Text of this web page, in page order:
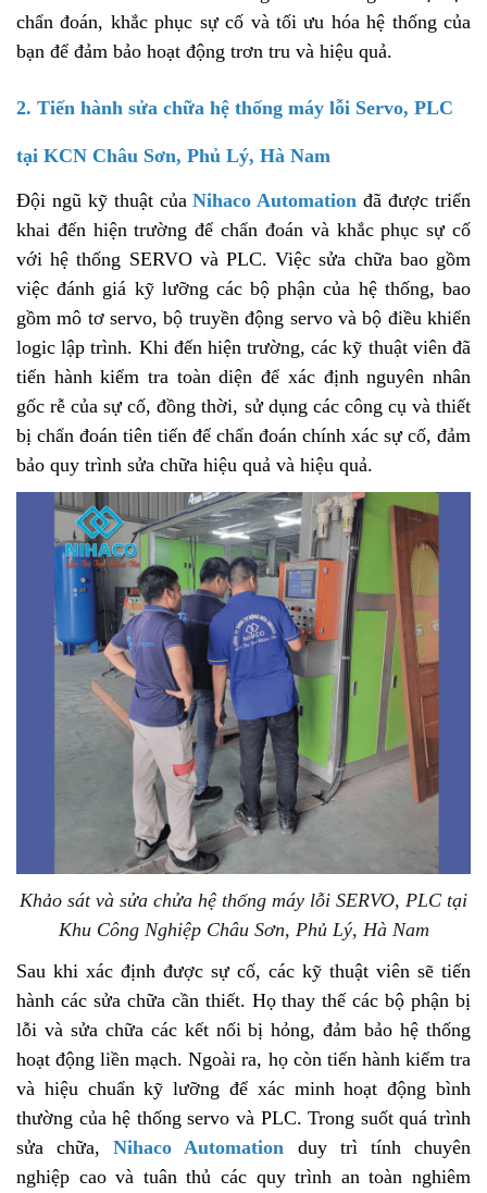
chẩn đoán, khắc phục sự cố và tối ưu hóa hệ thống của
bạn để đảm bảo hoạt động trơn tru và hiệu quả.
2. Tiến hành sửa chữa hệ thống máy lỗi Servo, PLC
tại KCN Châu Sơn, Phủ Lý, Hà Nam
Đội ngũ kỹ thuật củaNihaco Automation đã được triển
khai đến hiện trường để chẩn đoán và khắc phục sự cố
với hệ thống SERVO và PLC. Việc sửa chữa bao gồm
việc đánh giá kỹ lưỡng các bộ phận của hệ thống, bao
gồm mô tơ servo, bộ truyền động servo và bộ điều khiển
logic lập trình. Khi đến hiện trường, các kỹ thuật viên đã
tiến hành kiểm tra toàn diện để xác định nguyên nhân
gốc rễ của sự cố, đồng thời, sử dụng các công cụ và thiết
bị chẩn đoán tiên tiến để chẩn đoán chính xác sự cố, đảm
bảo quy trình sửa chữa hiệu quả và hiệu quả.
Khảo sát và sửa chửa hệ thống máy lỗi SERVO, PLC tại
Khu Công Nghiệp Châu Sơn, Phủ Lý, Hà Nam
Sau khi xác định được sự cố, các kỹ thuật viên sẽ tiến
hành các sửa chữa cần thiết. Họ thay thế các bộ phận bị
lỗi và sửa chữa các kết nối bị hỏng, đảm bảo hệ thống
hoạt động liền mạch. Ngoài ra, họ còn tiến hành kiểm tra
và hiệu chuẩn kỹ lưỡng để xác minh hoạt động bình
thường của hệ thống servo và PLC. Trong suốt quá trình
sửa chữa,Nihaco Automation duy trì tính chuyên
nghiệp cao và tuân thủ các quy trình an toàn nghiêm